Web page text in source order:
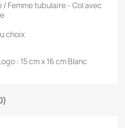
/ Femme tubulaire - Col avec
choix
: 15 cm x 16 cm Blanc